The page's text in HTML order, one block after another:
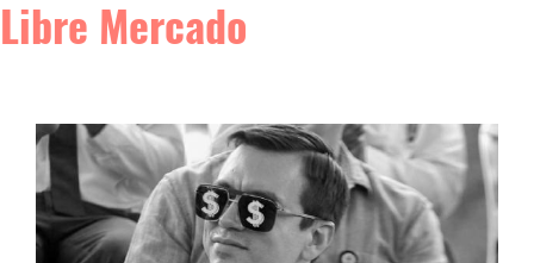
Libre Mercado